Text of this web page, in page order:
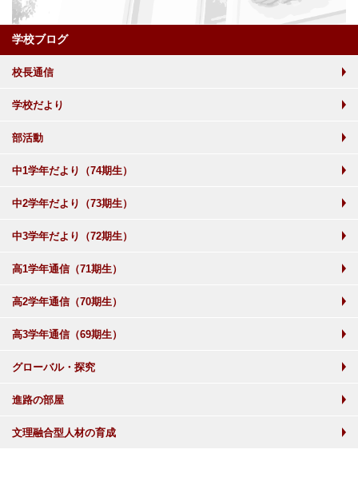
学校ブログ
校長通信
学校だより
部活動
中1学年だより（74期生）
中2学年だより（73期生）
中3学年だより（72期生）
高1学年通信（71期生）
高2学年通信（70期生）
高3学年通信（69期生）
グローバル・探究
進路の部屋
文理融合型人材の育成